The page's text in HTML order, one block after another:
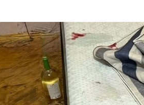
Від 27 до 41 градуса: який вид
Послуги митного брокера як частина
У Києві колишньому директору
Київщина пережила сплеск